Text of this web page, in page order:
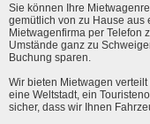
Sie können Ihre
gemütlich von zu Hause aus
Mietwagenfirma per Telefon
Umstände ganz zu
Buchung sparen.
Wir bieten Mietwagen
eine Weltstadt, ein
sicher, dass wir Ihnen